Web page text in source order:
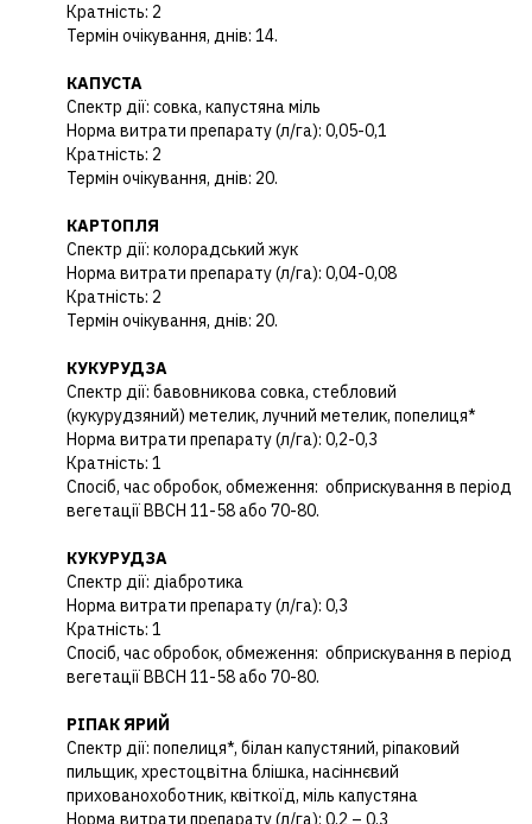
Кратність: 2
Термін очікування, днів: 14.
КАПУСТА
Спектр дії: совка, капустяна міль
Норма витрати препарату (л/га): 0,05-0,1
Кратність: 2
Термін очікування, днів: 20.
КАРТОПЛЯ
Спектр дії: колорадський жук
Норма витрати препарату (л/га): 0,04-0,08
Кратність: 2
Термін очікування, днів: 20.
КУКУРУДЗА
Спектр дії: бавовникова совка, стебловий
(кукурудзяний) метелик, лучний метелик, попелиця*
Норма витрати препарату (л/га): 0,2-0,3
Кратність: 1
Спосіб, час обробок, обмеження: обприскування в період
вегетації BBCH 11-58 або 70-80.
КУКУРУДЗА
Спектр дії: діабротика
Норма витрати препарату (л/га): 0,3
Кратність: 1
Спосіб, час обробок, обмеження: обприскування в період
вегетації BBCH 11-58 або 70-80.
РІПАК ЯРИЙ
Спектр дії: попелиця*, білан капустяний, ріпаковий
пильщик, хрестоцвітна блішка, насіннєвий
прихованохоботник, квіткоїд, міль капустяна
Норма витрати препарату (л/га): 0,2 – 0,3